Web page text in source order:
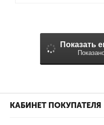
КАБИНЕТ ПОКУПАТЕЛЯ